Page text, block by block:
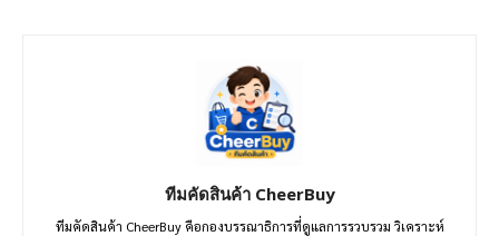
ทีมคัดสินค้า CheerBuy
ทีมคัดสินค้า CheerBuy คือกองบรรณาธิการที่ดูแลการรวบรวม วิเคราะห์